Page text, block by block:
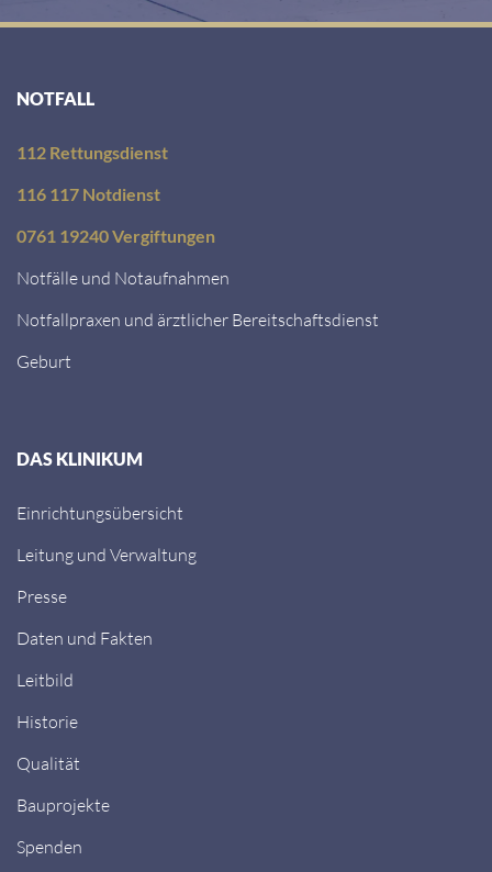
NOTFALL
112 Rettungsdienst
116 117 Notdienst
0761 19240 Vergiftungen
Notfälle und Notaufnahmen
Notfallpraxen und ärztlicher Bereitschaftsdienst
Geburt
DAS KLINIKUM
Einrichtungsübersicht
Leitung und Verwaltung
Presse
Daten und Fakten
Leitbild
Historie
Qualität
Bauprojekte
Spenden